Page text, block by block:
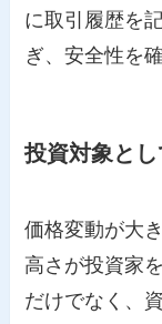
に取引履歴を
ぎ、安全性を
投資対象と
価格変動が大
高さが投資家
だけでなく、